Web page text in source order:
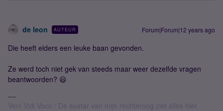
de leon AUTEUR Forum|Forum|12 years ago
Die heeft elders een leuke baan gevonden.
Ze werd toch niet gek van steeds maar weer dezelfde vragen
beantwoorden? 😃
Veni Vidi Voco / De avatar van mijn rechteroog ziet alles hier.